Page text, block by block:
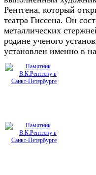
Рентгена, который
театра Гиссена. Он
металлических
родине ученого
установлен именно в